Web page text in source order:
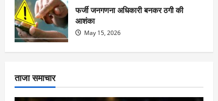
फर्जी जनगणना अधिकारी बनकर ठगी की
आशंका
May 15, 2026
ताजा समाचार